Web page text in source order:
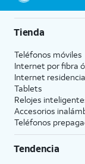
Tienda
Teléfonos móviles
Internet por fibra
Internet
Tablets
Relojes
Accesorios
Teléfonos
Tendencia